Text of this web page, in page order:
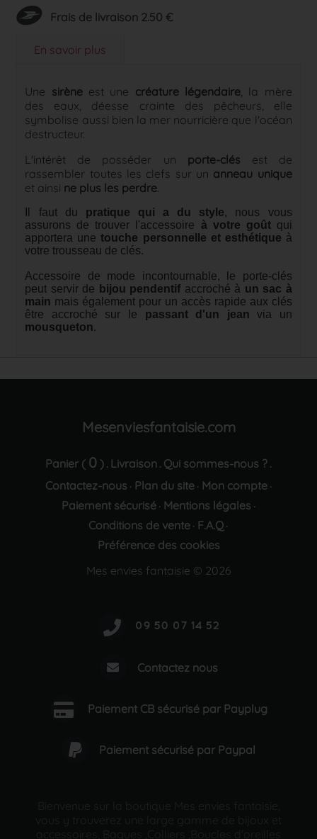
Frais de livraison 2.50 €
En savoir plus
Une sirèneest une créature légendaire, la mère
des eaux, déesse crainte des pêcheurs, elle
symbolise aussi bien la mer nourricière que l'océan
destructeur.
L'intérêt de posséder un porte-clés est de
rassembler toutes les clefs sur un anneau unique
et ainsi ne plus les perdre.
Il faut du pratique qui a du style, nous vous
assurons de trouver l'accessoire à votre goûtqui
apportera unetouche personnelle et esthétique à
votre trousseau de clés.
Accessoire de mode incontournable, le porte-clés
peut servir de bijou pendentif accroché à un sac à
main mais également pour un accès rapide aux clés
être accroché sur le passant d'un jean via un
mousqueton.
Mesenviesfantaisie.com
Panier ( 0 ) . Livraison . Qui sommes-nous ? .
Contactez-nous · Plan du site· Mon compte·
Paiement sécurisé· Mentions légales ·
Conditions de vente · F.A.Q ·
Préférence des cookies
Mes envies fantaisie © 2026
Contactez nous
Paiement CB sécurisé par Payplug
Paiement sécurisé par Paypal